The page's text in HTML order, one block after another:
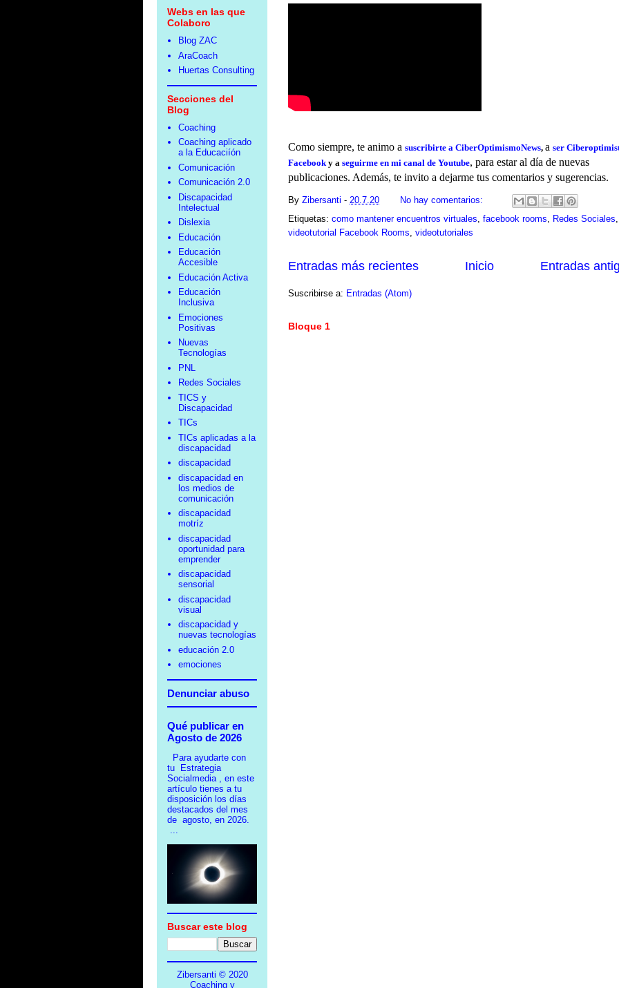
Como siempre, te animo a suscribirte a CiberOptimismoNews, a ser
Facebooky a seguirme en mi canal de Youtube, para estar al día de nuevas
publicaciones. Además, te invito a dejarme tus comentarios y sugerencias.
By Zibersanti - 20.7.20
No hay comentarios:
Etiquetas: como mantener encuentros virtuales, facebook rooms, Redes Sociales,
videotutorial Facebook Rooms, videotutoriales
Entradas más recientes Entradas
Inicio
Suscribirse a: Entradas (Atom)
Bloque 1
Webs en las que
Colaboro
Blog ZAC
AraCoach
Huertas Consulting
Secciones del
Blog
Coaching
Coaching aplicado
a la Educaciíón
Comunicación
Comunicación 2.0
Discapacidad
Intelectual
Dislexia
Educación
Educación
Accesible
Educación Activa
Educación
Inclusiva
Emociones
Positivas
Nuevas
Tecnologías
PNL
Redes Sociales
TICS y
Discapacidad
TICs
TICs aplicadas a la
discapacidad
discapacidad
discapacidad en
los medios de
comunicación
discapacidad
motríz
discapacidad
oportunidad para
emprender
discapacidad
sensorial
discapacidad
visual
discapacidad y
nuevas tecnologías
educación 2.0
emociones
Denunciar abuso
Qué publicar en
Agosto de 2026
Para ayudarte con
tu Estrategia
Socialmedia , en este
artículo tienes a tu
disposición los días
destacados del mes
de agosto, en 2026.
Buscar este blog
Zibersanti © 2020
Coaching y